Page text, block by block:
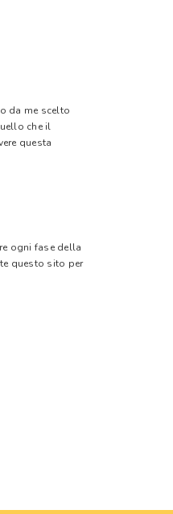
da me scelto
che il
questa
ogni fase della
questo sito per